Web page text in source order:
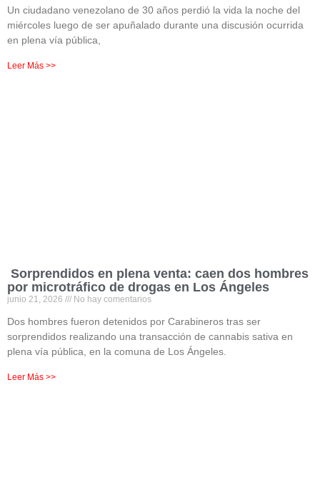
Un ciudadano venezolano de 30 años perdió la vida la noche del
miércoles luego de ser apuñalado durante una discusión ocurrida
en plena vía pública,
Leer Más >>
Sorprendidos en plena venta: caen dos hombres
por microtráfico de drogas en Los Ángeles
junio 21, 2026 No hay comentarios
Dos hombres fueron detenidos por Carabineros tras ser
sorprendidos realizando una transacción de cannabis sativa en
plena vía pública, en la comuna de Los Ángeles.
Leer Más >>